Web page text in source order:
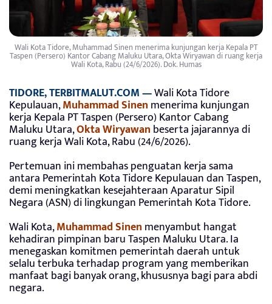
Wali Kota Tidore, Muhammad Sinen menerima kunjungan kerja Kepala PT
Taspen (Persero) Kantor Cabang Maluku Utara, Okta Wiryawan di ruang kerja
Wali Kota, Rabu (24/6/2026). Dok. Humas
TIDORE,TERBITMALUT.COM—Wali Kota Tidore
Kepulauan,Muhammad Sinen menerima kunjungan
kerja Kepala PT Taspen (Persero) Kantor Cabang
Maluku Utara,Okta Wiryawan beserta jajarannya di
ruang kerja Wali Kota, Rabu (24/6/2026).
Pertemuan ini membahas penguatan kerja sama
antara Pemerintah Kota Tidore Kepulauan dan Taspen,
demi meningkatkan kesejahteraan Aparatur Sipil
Negara (ASN) di lingkungan Pemerintah Kota Tidore.
Wali Kota,Muhammad Sinen menyambut hangat
kehadiran pimpinan baru Taspen Maluku Utara. Ia
menegaskan komitmen pemerintah daerah untuk
selalu terbuka terhadap program yang memberikan
manfaat bagi banyak orang, khususnya bagi para abdi
negara.